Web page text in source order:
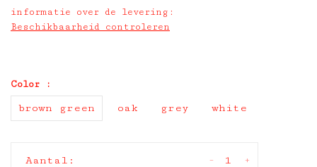
informatie over de levering:
Beschikbaarheid controleren
Color :
brown green oak grey white
Aantal: +
-